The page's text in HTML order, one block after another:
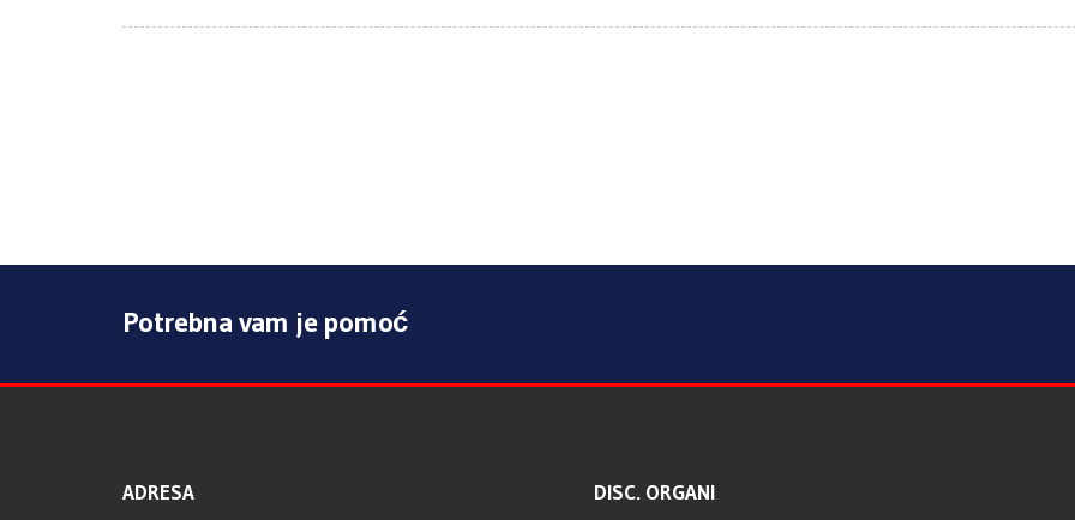
Potrebna vam je pomoć
ADRESA DISC. ORGANI